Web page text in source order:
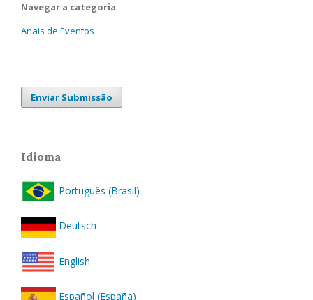
Navegar a categoria
Anais de Eventos
Enviar Submissão
Idioma
Português (Brasil)
Deutsch
English
Español (España)